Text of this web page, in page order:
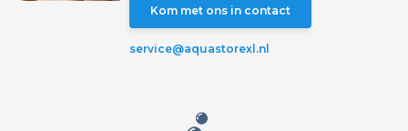
Kom met ons in contact
service@aquastorexl.nl